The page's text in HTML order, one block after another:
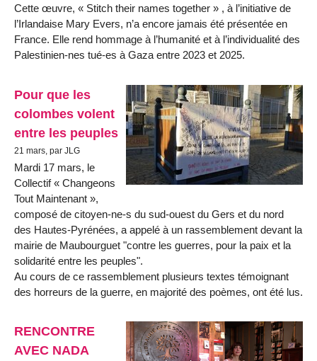
Cette œuvre, « Stitch their names together » , à l’initiative de
l’Irlandaise Mary Evers, n’a encore jamais été présentée en
France. Elle rend hommage à l’humanité et à l’individualité des
Palestinien-nes tué-es à Gaza entre 2023 et 2025.
Pour que les
colombes volent
entre les peuples
21 mars, par JLG
Mardi 17 mars, le
Collectif « Changeons
Tout Maintenant »,
composé de citoyen-ne-s du sud-ouest du Gers et du nord
des Hautes-Pyrénées, a appelé à un rassemblement devant la
mairie de Maubourguet "contre les guerres, pour la paix et la
solidarité entre les peuples".
Au cours de ce rassemblement plusieurs textes témoignant
des horreurs de la guerre, en majorité des poèmes, ont été lus.
RENCONTRE
AVEC NADA